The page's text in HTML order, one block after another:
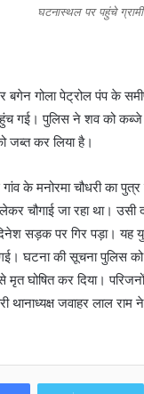
घटनास्थल पर पहुंचे
बगेन गोला पेट्रोल पंप के
गई। पुलिस ने शव को कब्जे
जब्त कर लिया है।
के मनोरमा चौधरी का
चौगाई जा रहा था।
सड़क पर गिर पड़ा। यह
घटना की सूचना पुलिस
घोषित कर दिया।
थानाध्यक्ष जवाहर लाल